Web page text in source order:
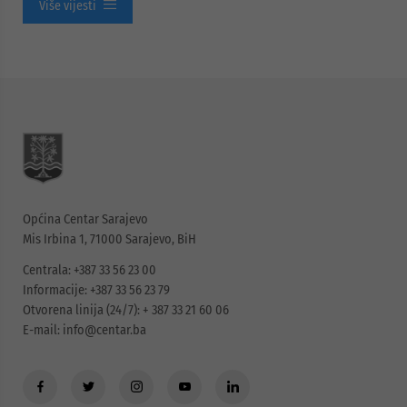
Više vijesti
Općina Centar Sarajevo
Mis Irbina 1, 71000 Sarajevo, BiH
Centrala: +387 33 56 23 00
Informacije: +387 33 56 23 79
Otvorena linija (24/7): + 387 33 21 60 06
E-mail: info@centar.ba